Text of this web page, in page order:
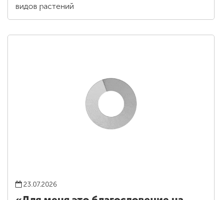
видов растений
23.07.2026